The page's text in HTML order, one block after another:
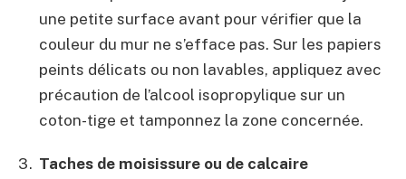
une petite surface avant pour vérifier que la
couleur du mur ne s’efface pas. Sur les papiers
peints délicats ou non lavables, appliquez avec
précaution de l’alcool isopropylique sur un
coton-tige et tamponnez la zone concernée.
Taches de moisissure ou de calcaire